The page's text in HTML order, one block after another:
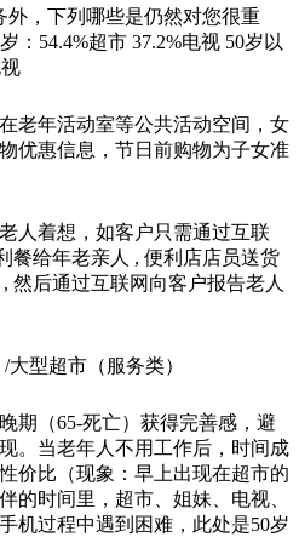
外，下列哪些是仍然对您很重
：54.4%超市 37.2%电视 50岁以
老年活动室等公共活动空间，女
优惠信息，节日前购物为子女准
人着想，如客户只需通过互联
餐给年老亲人 , 便利店店员送货
然后通过互联网向客户报告老人
大型超市（服务类）
期（65-死亡）获得完善感，避
。当老年人不用工作后，时间成
价比（现象：早上出现在超市的
的时间里，超市、姐妹、电视、
机过程中遇到困难，此处是50岁